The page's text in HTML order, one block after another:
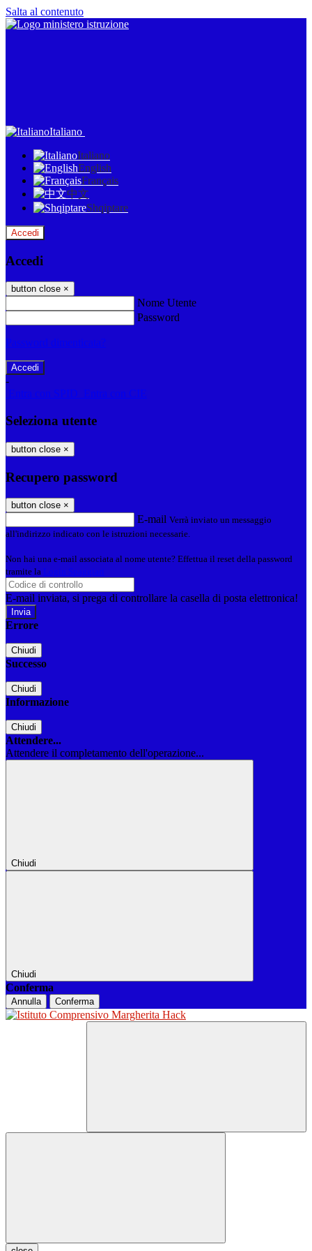
Salta al contenuto
Italiano
Italiano
English
Français
中文
Shqiptare
Accedi
Accedi
button close ×
Nome Utente
Password
Password dimenticata?
-
Entra con SPID
Entra con CIE
Seleziona utente
button close ×
Recupero password
button close ×
E-mail Verrà inviato un messaggio
all'indirizzo indicato con le istruzioni necessarie.
Non hai una e-mail associata al nome utente? Effettua il reset della password
tramite la Login Spaggiari
E-mail inviata, si prega di controllare la casella di posta elettronica!
Errore
Chiudi
Successo
Chiudi
Informazione
Chiudi
Attendere...
Attendere il completamento dell'operazione...
Chiudi
Chiudi
Conferma
Annulla Conferma